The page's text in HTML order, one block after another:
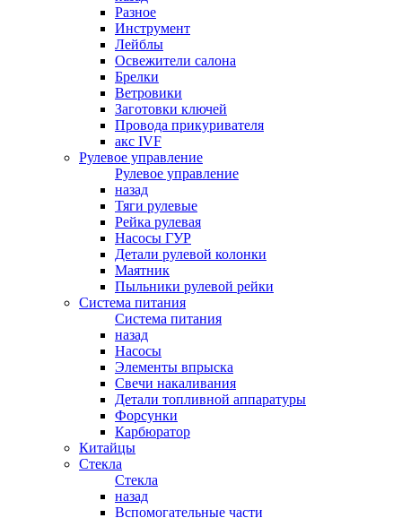
Разное
Инструмент
Лейблы
Освежители салона
Брелки
Ветровики
Заготовки ключей
Провода прикуривателя
акс IVF
Рулевое управление
Рулевое управление
назад
Тяги рулевые
Рейка рулевая
Насосы ГУР
Детали рулевой колонки
Маятник
Пыльники рулевой рейки
Система питания
Система питания
назад
Насосы
Элементы впрыска
Свечи накаливания
Детали топливной аппаратуры
Форсунки
Карбюратор
Китайцы
Стекла
Стекла
назад
Вспомогательные части